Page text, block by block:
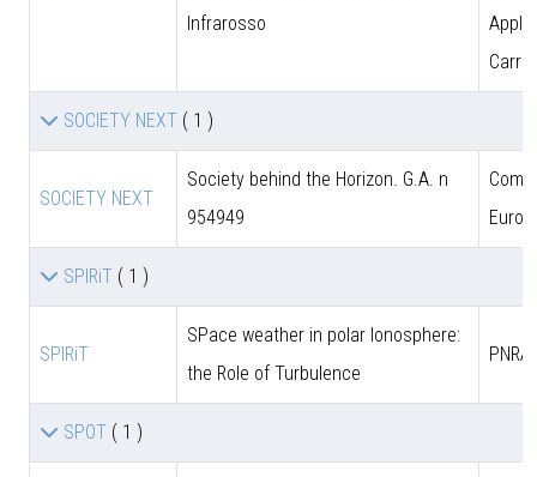
Infrarosso
SOCIETY NEXT ( 1 )
SOCIETY NEXT
Society behind the Horizon. G.A. n
954949
SPIRiT ( 1 )
SPIRiT
SPace weather in polar Ionosphere:
the Role of Turbulence
PNRA
SPOT ( 1 )